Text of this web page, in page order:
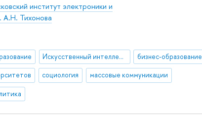
институт электроники и
А.Н. Тихонова
Искусственный интеллект бизнес-образование
социология массовые коммуникации